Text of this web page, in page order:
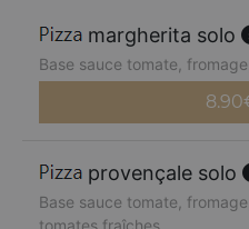
margherita solo
Base sauce tomate,
8.90
provençale solo
Base sauce tomate,